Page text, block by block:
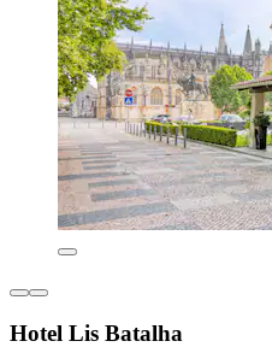
Hotel Lis Batalha